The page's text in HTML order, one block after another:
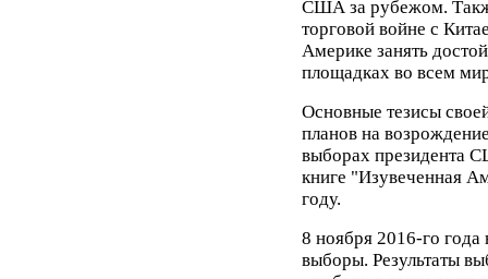
США за рубежом.
торговой войне с
Америке занять
площадках во всем
Основные тезисы
планов на
выборах президента
книге "Изувеченная
году.
8 ноября 2016-го
выборы. Результаты